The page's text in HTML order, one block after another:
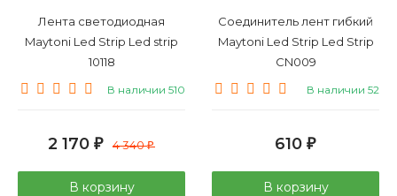
Лента светодиодная
Maytoni Led Strip Led strip
10118
В наличии 510
2 170 ₽ 4 340₽
В корзину
Соединитель лент гибкий
Maytoni Led Strip Led Strip
CN009
В наличии 52
610 ₽
В корзину